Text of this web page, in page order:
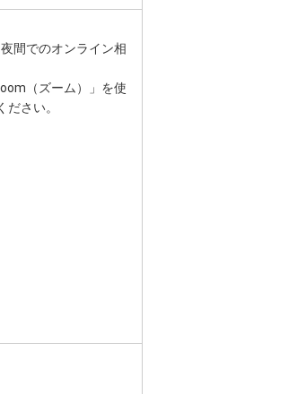
間でのオンライン相
（ズーム）」を使
さい。